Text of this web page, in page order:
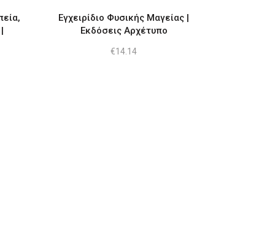
Εγχειρίδιο Φυσικής Μαγείας |
Εκδόσεις Αρχέτυπο
€14.14